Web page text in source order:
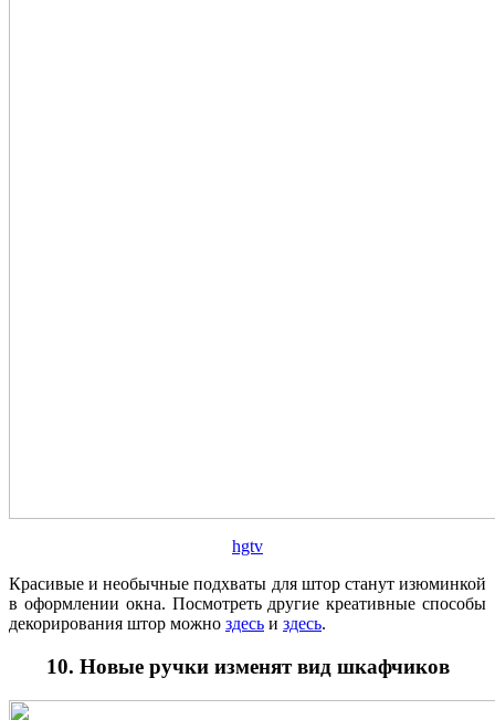
hgtv
Красивые и необычные подхваты для штор станут изюминкой
в оформлении окна. Посмотреть другие креативные способы
декорирования штор можно здесь и здесь.
10. Новые ручки изменят вид шкафчиков